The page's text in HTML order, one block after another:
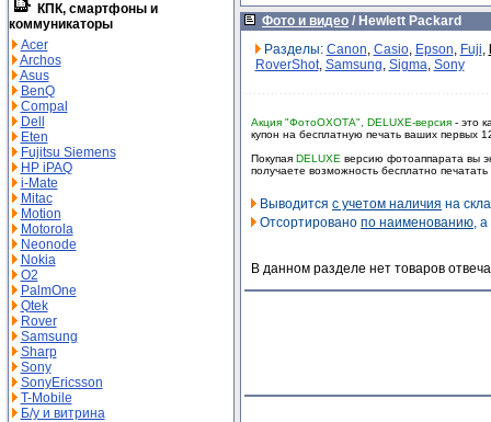
КПК, смартфоны и
коммуникаторы
Acer
Archos
Asus
BenQ
Compal
Dell
Eten
Fujitsu Siemens
HP iPAQ
i-Mate
Mitac
Motion
Motorola
Neonode
Nokia
O2
PalmOne
Qtek
Rover
Samsung
Sharp
Sony
SonyEricsson
T-Mobile
Б/у и витрина
Фото и видео / Hewlett Packard
Разделы: Canon, Casio, Epson, Fuji,
RoverShot, Samsung, Sigma, Sony
Акция "ФотоОХОТА", DELUXE-версия - это
купон на бесплатную печать ваших первых
Покупая DELUXE версию фотоаппарата вы
получаете возможность бесплатно
Выводится с учетом наличия на
Отсортировано по наименованию,
В данном разделе нет товаров